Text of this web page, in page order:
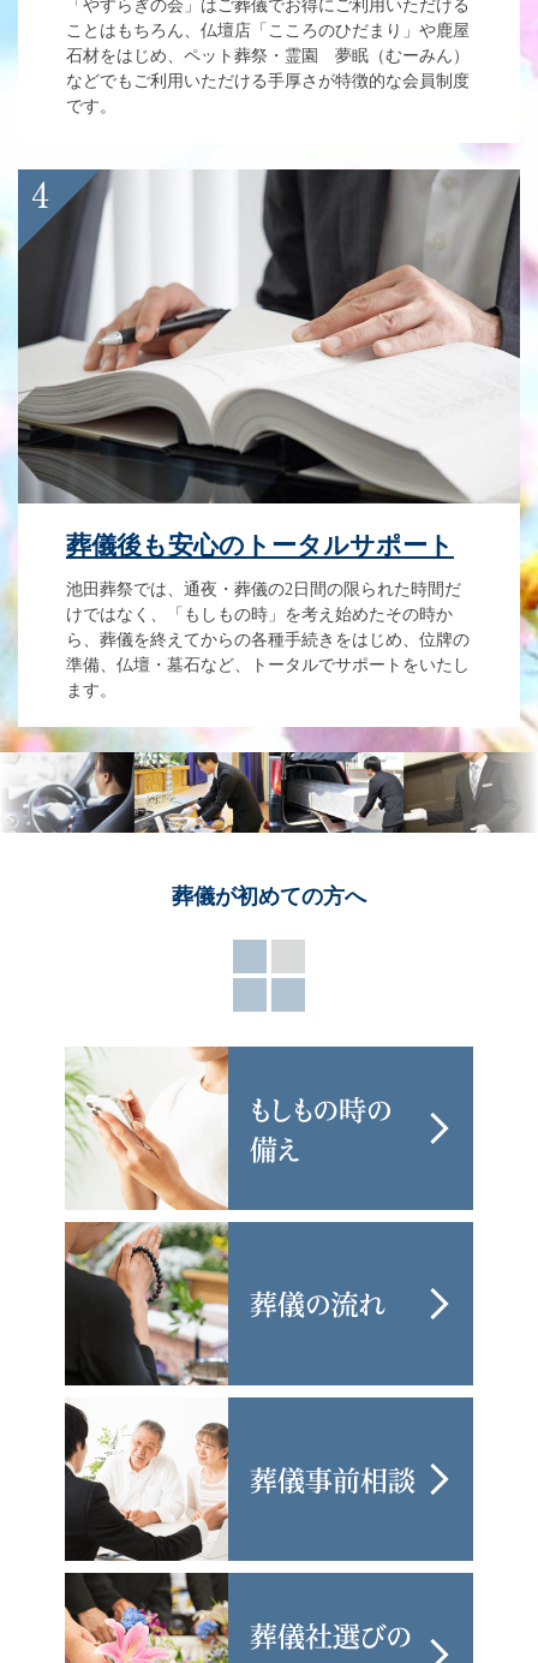
「やすらぎの会」はご葬儀でお得にご利用いただける
ことはもちろん、仏壇店「こころのひだまり」や鹿屋
石材をはじめ、ペット葬祭・霊園 夢眠（むーみん）
などでもご利用いただける手厚さが特徴的な会員制度
です。
葬儀後も安心のトータルサポート
池田葬祭では、通夜・葬儀の2日間の限られた時間だ
けではなく、「もしもの時」を考え始めたその時か
ら、葬儀を終えてからの各種手続きをはじめ、位牌の
準備、仏壇・墓石など、トータルでサポートをいたし
ます。
葬儀が初めての方へ